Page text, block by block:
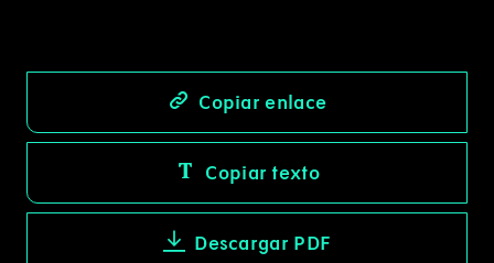
Copiar enlace
Copiar texto
Descargar PDF